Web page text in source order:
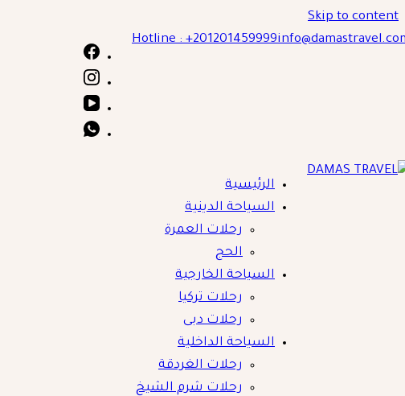
Skip to content
Hotline : +201201459999
الرئيسية
السياحة الدينية
رحلات العمرة
الحج
السياحة الخارجية
رحلات تركيا
رحلات دبى
السياحة الداخلية
رحلات الغردقة
رحلات شرم الشيخ